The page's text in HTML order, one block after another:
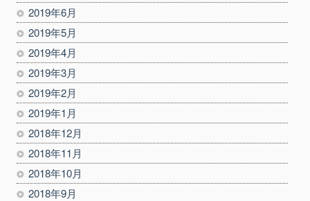
2019年6月
2019年5月
2019年4月
2019年3月
2019年2月
2019年1月
2018年12月
2018年11月
2018年10月
2018年9月